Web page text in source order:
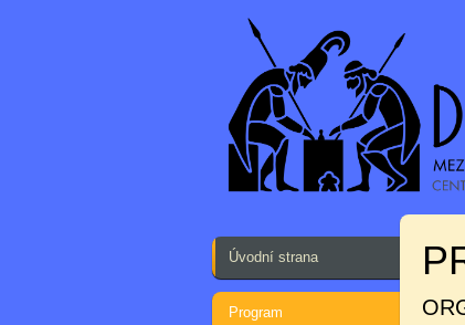
Úvodní strana
Program